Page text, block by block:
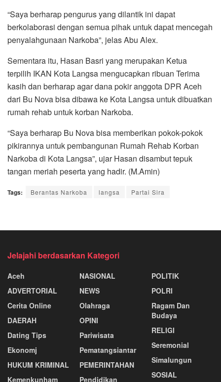
“Saya berharap pengurus yang dilantik ini dapat
berkolaborasi dengan semua pihak untuk dapat mencegah
penyalahgunaan Narkoba”, jelas Abu Alex.
Sementara itu, Hasan Basri yang merupakan Ketua
terpilih IKAN Kota Langsa mengucapkan ribuan Terima
kasih dan berharap agar dana pokir anggota DPR Aceh
dari Bu Nova bisa dibawa ke Kota Langsa untuk dibuatkan
rumah rehab untuk korban Narkoba.
“Saya berharap Bu Nova bisa memberikan pokok-pokok
pikirannya untuk pembangunan Rumah Rehab Korban
Narkoba di Kota Langsa”, ujar Hasan disambut tepuk
tangan meriah peserta yang hadir. (M.Amin)
Tags: Berantas Narkoba langsa Partai Sira
Jelajahi berdasarkan Kategori
Aceh
ADVERTORIAL
Cerita Online
DAERAH
Dating Tips
Ekonomj
HUKUM KRIMINAL
Kemenkunham
NASIONAL
NEWS
Olahraga
OPINI
Pariwisata
Pematangsiantar
PEMERINTAHAN
Pendidikan
POLITIK
POLRI
Ragam Dan
Budaya
RELIGI
Seremonial
Simalungun
SOSIAL